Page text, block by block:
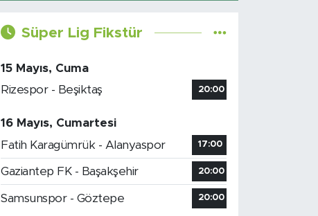
Süper Lig Fikstür
15 Mayıs, Cuma
Rizespor - Beşiktaş
20:00
16 Mayıs, Cumartesi
Fatih Karagümrük - Alanyaspor
17:00
Gaziantep FK - Başakşehir 20:00
Samsunspor - Göztepe 20:00